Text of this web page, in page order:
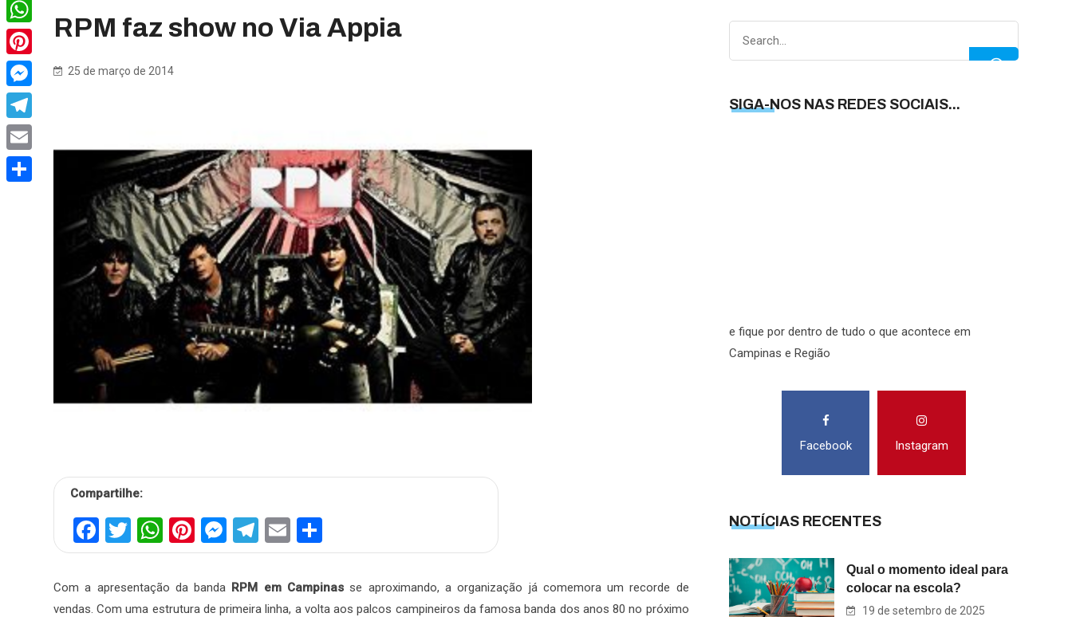
RPM faz show no Via Appia
25 de março de 2014
Compartilhe:
Facebook
Twitter
WhatsApp
Pinterest
Messenger
Telegram
Email
Com a apresentação da banda RPM em Campinas se aproximando, a organização já comemora um recorde de
vendas. Com uma estrutura de primeira linha, a volta aos palcos campineiros da famosa banda dos anos 80 no próximo
SIGA-NOS NAS REDES SOCIAIS...
e fique por dentro de tudo o que acontece em
Campinas e Região
Facebook Instagram
NOTÍCIAS RECENTES
Qual o momento ideal para
colocar na escola?
19 de setembro de 2025
Twitter
WhatsApp
Pinterest
Messenger
Telegram
Email